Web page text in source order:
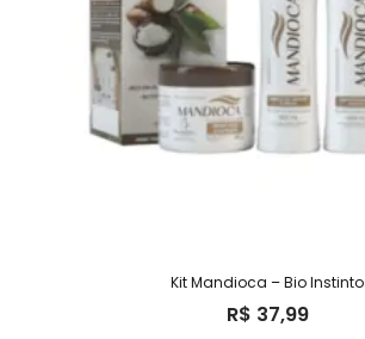
Kit Mandioca – Bio Instinto
R$ 37,99